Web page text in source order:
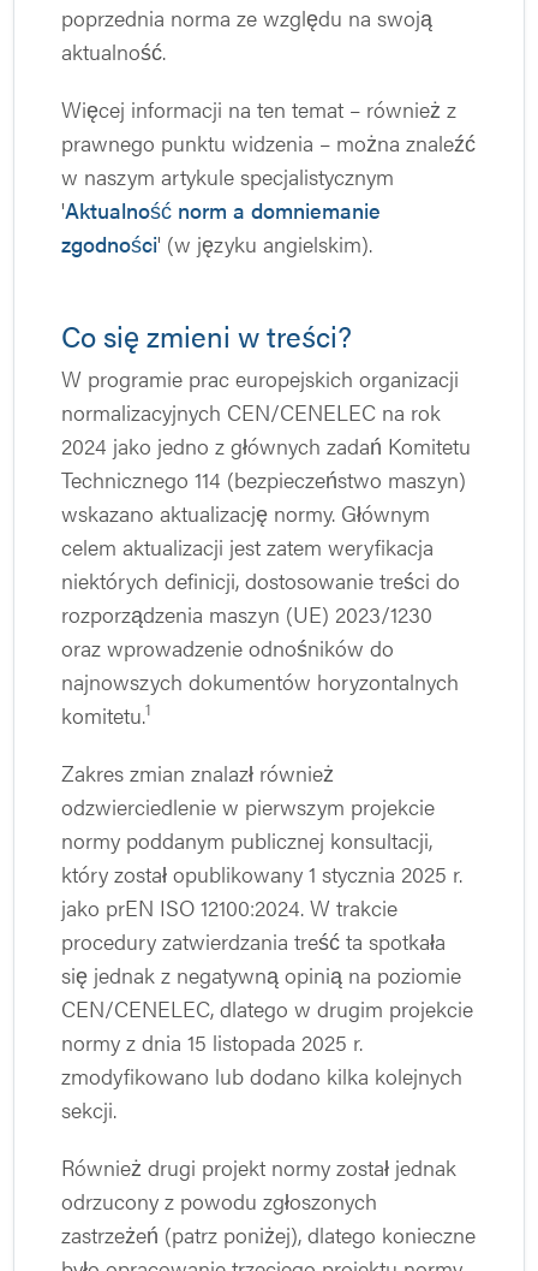
poprzednia norma ze względu na swoją
aktualność.
Więcej informacji na ten temat – również z
prawnego punktu widzenia – można znaleźć
w naszym artykule specjalistycznym
'Aktualność norm a domniemanie
zgodności' (w języku angielskim).
Co się zmieni w treści?
W programie prac europejskich organizacji
normalizacyjnych CEN/CENELEC na rok
2024 jako jedno z głównych zadań Komitetu
Technicznego 114 (bezpieczeństwo maszyn)
wskazano aktualizację normy. Głównym
celem aktualizacji jest zatem weryfikacja
niektórych definicji, dostosowanie treści do
rozporządzenia maszyn (UE) 2023/1230
oraz wprowadzenie odnośników do
najnowszych dokumentów horyzontalnych
komitetu.1
Zakres zmian znalazł również
odzwierciedlenie w pierwszym projekcie
normy poddanym publicznej konsultacji,
który został opublikowany 1 stycznia 2025 r.
jako prEN ISO 12100:2024. W trakcie
procedury zatwierdzania treść ta spotkała
się jednak z negatywną opinią na poziomie
CEN/CENELEC, dlatego w drugim projekcie
normy z dnia 15 listopada 2025 r.
zmodyfikowano lub dodano kilka kolejnych
sekcji.
Również drugi projekt normy został jednak
odrzucony z powodu zgłoszonych
zastrzeżeń (patrz poniżej), dlatego konieczne